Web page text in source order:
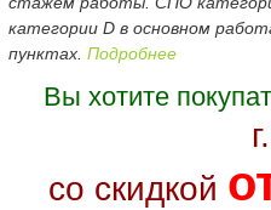
категории D в основном
пунктах. Подробнее
Вы хотите
со скидкой